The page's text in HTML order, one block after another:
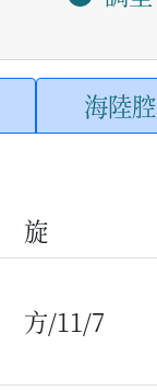
海陸腔
旋
方/11/7